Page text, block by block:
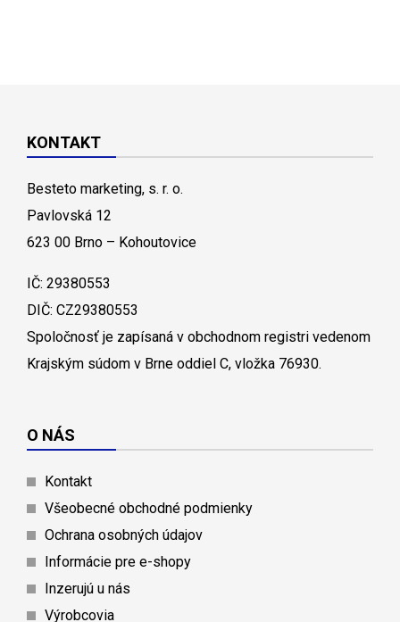
KONTAKT
Besteto marketing, s. r. o.
Pavlovská 12
623 00 Brno – Kohoutovice
IČ: 29380553
DIČ: CZ29380553
Spoločnosť je zapísaná v obchodnom registri vedenom
Krajským súdom v Brne oddiel C, vložka 76930.
O NÁS
Kontakt
Všeobecné obchodné podmienky
Ochrana osobných údajov
Informácie pre e-shopy
Inzerujú u nás
Výrobcovia